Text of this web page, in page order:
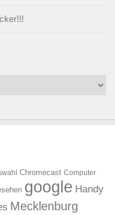
Chromecast Computer
google Handy
Mecklenburg